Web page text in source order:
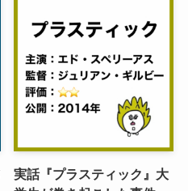
実話『プラスティック』大